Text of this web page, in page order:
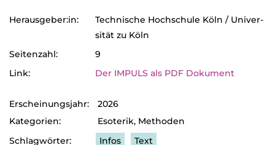
Herausgeber:in:
Tech­ni­sche Hoch­schule Köln / Uni­ver­
si­tät zu Köln
Sei­ten­zahl:
9
Link:
Der IMPULS als PDF Doku­ment
Erscheinungsjahr:
2026
Kategorien:
Esoterik, Methoden
Infos
Text